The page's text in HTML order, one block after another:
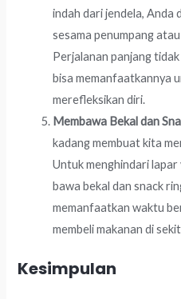
indah dari jendela, Anda
sesama penumpang
Perjalanan panjang
bisa memanfaatkannya
merefleksikan diri.
Membawa Bekal dan
kadang membuat kita
Untuk menghindari lapar
bawa bekal dan snack
memanfaatkan waktu
membeli makanan di
Kesimpulan